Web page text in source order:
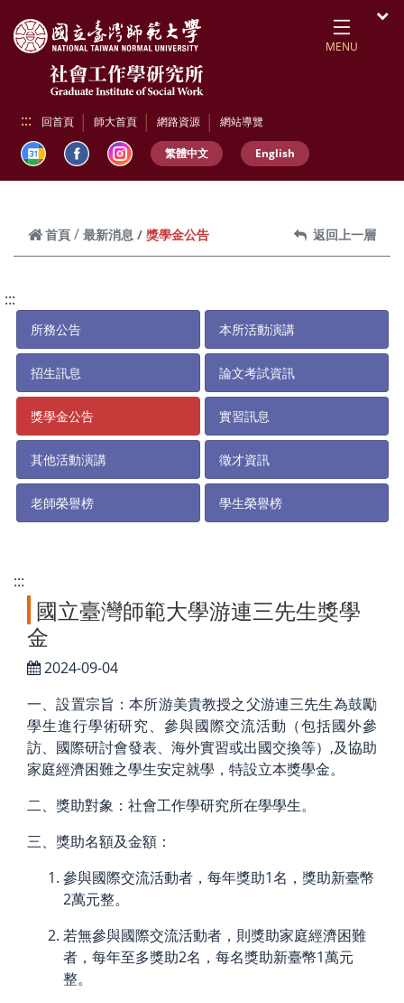
MENU
::: 回首頁 師大首頁 網路資源 網站導覽
繁體中文 English
首頁 最新消息 獎學金公告 返回上一層
:::
所務公告 本所活動演講
招生訊息 論文考試資訊
獎學金公告 實習訊息
其他活動演講 徵才資訊
老師榮譽榜 學生榮譽榜
:::
國立臺灣師範大學游連三先生獎學
金
2024-09-04
一、設置宗旨：本所游美貴教授之父游連三先生為鼓勵
學生進行學術研究、參與國際交流活動（包括國外參
訪、國際研討會發表、海外實習或出國交換等）,及協助
家庭經濟困難之學生安定就學，特設立本獎學金。
二、獎助對象：社會工作學研究所在學學生。
三、獎助名額及金額：
參與國際交流活動者，每年獎助1名，獎助新臺幣
2萬元整。
若無參與國際交流活動者，則獎助家庭經濟困難
者，每年至多獎助2名，每名獎助新臺幣1萬元
整。